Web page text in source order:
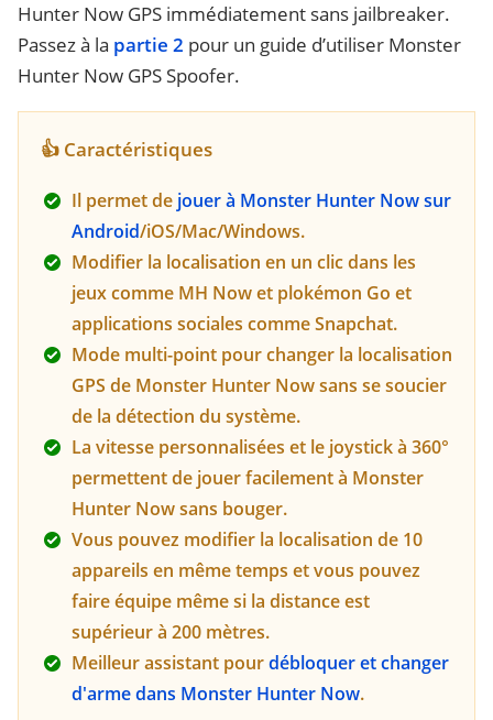
Hunter Now GPS immédiatement sans jailbreaker.
Passez à la partie 2 pour un guide d’utiliser Monster
Hunter Now GPS Spoofer.
👍 Caractéristiques
Il permet de jouer à Monster Hunter Now sur
Android/iOS/Mac/Windows.
Modifier la localisation en un clic dans les
jeux comme MH Now et plokémon Go et
applications sociales comme Snapchat.
Mode multi-point pour changer la localisation
GPS de Monster Hunter Now sans se soucier
de la détection du système.
La vitesse personnalisées et le joystick à 360°
permettent de jouer facilement à Monster
Hunter Now sans bouger.
Vous pouvez modifier la localisation de 10
appareils en même temps et vous pouvez
faire équipe même si la distance est
supérieur à 200 mètres.
Meilleur assistant pourdébloquer et changer
d'arme dans Monster Hunter Now.